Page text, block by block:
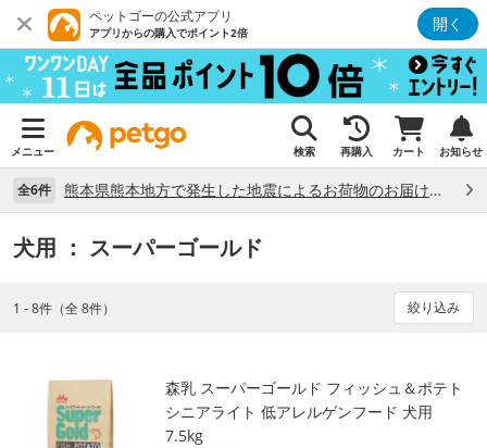
ペットゴーの公式アプリ
アプリからの購入でポイント2倍 開く
メニュー 検索 再購入 カート お知らせ
全6件 熊本県熊本地方で発生した地震によるお荷物のお届け状況について （7/28）
犬用 ： スーパーゴールド
1 - 8件（全 8件） 絞り込み
森乳 スーパーゴールド フィッシュ＆ポテト
シニアライト 低アレルゲンフード 犬用
7.5kg